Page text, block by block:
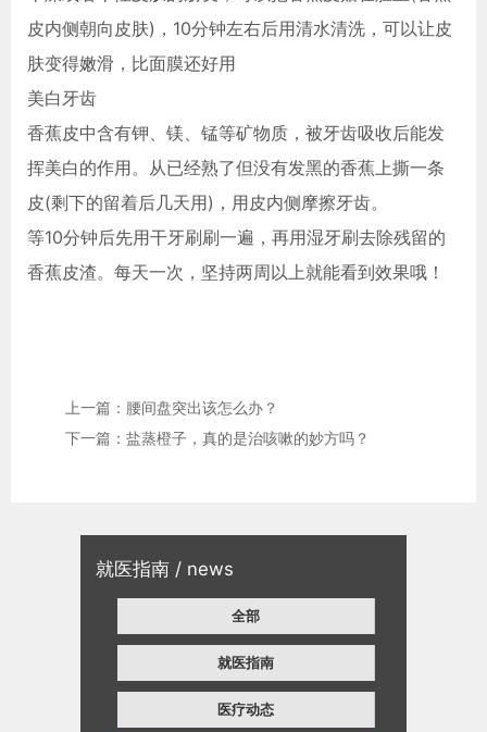
就医指南 / news
全部
就医指南
医疗动态
皮内侧朝向皮肤)，10分钟左右后用清水清洗，可以让皮
肤变得嫩滑，比面膜还好用
美白牙齿
香蕉皮中含有钾、镁、锰等矿物质，被牙齿吸收后能发
挥美白的作用。从已经熟了但没有发黑的香蕉上撕一条
皮(剩下的留着后几天用)，用皮内侧摩擦牙齿。
等10分钟后先用干牙刷刷一遍，再用湿牙刷去除残留的
香蕉皮渣。每天一次，坚持两周以上就能看到效果哦！
上一篇：腰间盘突出该怎么办？
下一篇：盐蒸橙子，真的是治咳嗽的妙方吗？